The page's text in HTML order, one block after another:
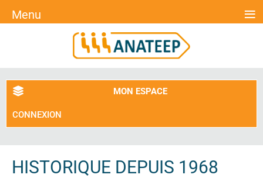
MON ESPACE
CONNEXION
HISTORIQUE DEPUIS 1968
Menu ≡